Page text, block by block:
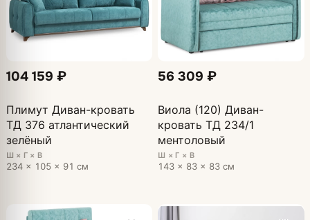
104 159 ₽
Плимут Диван-кровать
ТД 376 атлантический
зелёный
Ш × Г × В
234 × 105 × 91 см
56 309 ₽
Виола (120) Диван-
кровать ТД 234/1
ментоловый
Ш × Г × В
143 × 83 × 83 см